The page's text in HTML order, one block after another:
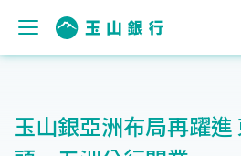
玉山銀亞洲布局再躍